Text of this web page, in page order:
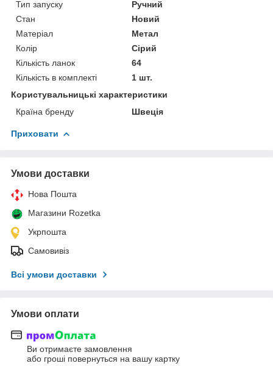
Тип запуску
Ручний
Стан
Новий
Матеріал
Метал
Колір
Сірий
Кількість ланок
64
Кількість в комплекті
1 шт.
Користувальницькі характеристики
Країна бренду
Швеція
Приховати
Умови доставки
Нова Пошта
Магазини Rozetka
Укрпошта
Самовивіз
Всі умови доставки
Умови оплати
Ви отримаєте замовлення
або гроші повернуться на вашу картку